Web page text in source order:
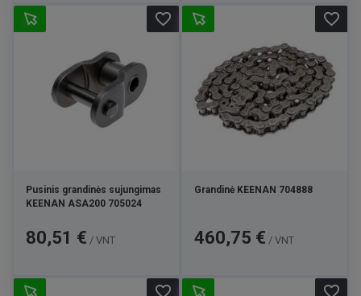
Pusinis grandinės sujungimas
KEENAN ASA200 705024
Kaina
80,51 € / VNT
favorite_border
Grandinė KEENAN 704888
Kaina
460,75 € / VNT
favorite_border
favorite_border favorite_border